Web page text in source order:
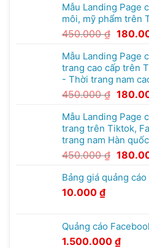
Mẫu Landing Page
môi, mỹ phẩm trên
450.000₫
Mẫu Landing Page
trang cao cấp trên
- Thời trang nam
450.000₫
Mẫu Landing Page
trang trên Tiktok,
trang nam Hàn quốc
450.000₫
Bảng giá quảng
10.000 ₫
Quảng cáo
1.500.000 ₫